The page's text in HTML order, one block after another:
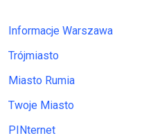
Informacje Warszawa
Trójmiasto
Miasto Rumia
Twoje Miasto
PINternet